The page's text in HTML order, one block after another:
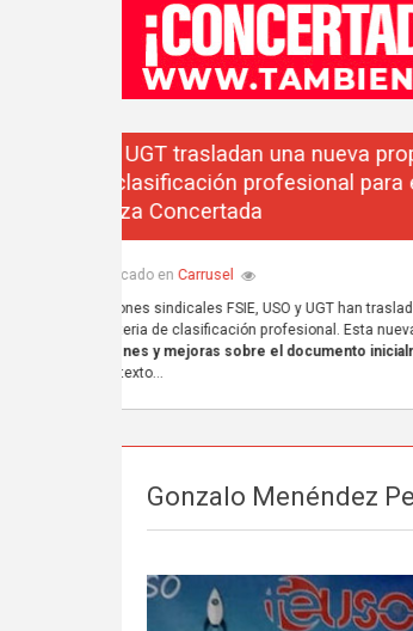
Gonzalo Menéndez